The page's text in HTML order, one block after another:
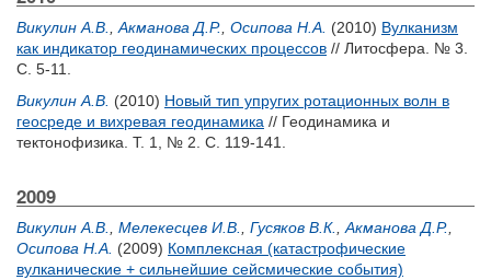
Викулин А.В. Акманова Д.Р. Осипова Н.А. (2010) Вулканизм
как индикатор геодинамических процессов // Литосфера. № 3.
С. 5-11.
Викулин А.В. (2010) Новый тип упругих ротационных волн в
геосреде и вихревая геодинамика // Геодинамика и
тектонофизика. Т. 1, № 2. С. 119-141.
2009
Викулин А.В. Мелекесцев И.В. Гусяков В.К. Акманова Д.Р.
Осипова Н.А. (2009) Комплексная (катастрофические
вулканические + сильнейшие сейсмические события)